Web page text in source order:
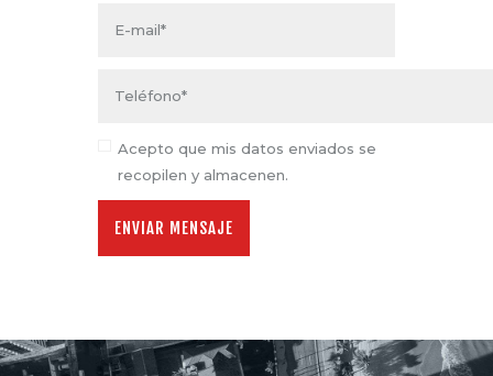
Acepto que mis datos enviados se
recopilen y almacenen.